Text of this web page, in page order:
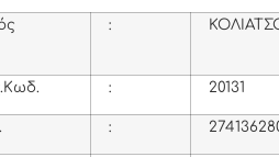
:
: 20131
. :